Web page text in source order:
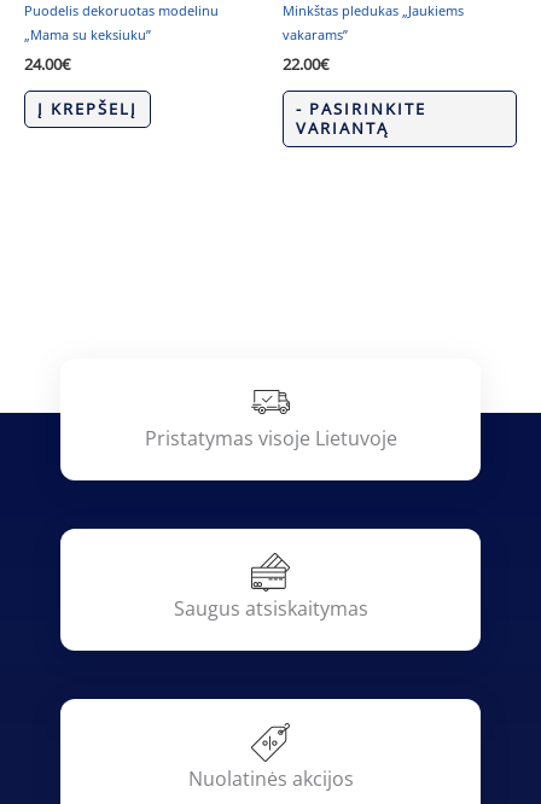
Puodelis dekoruotas modelinu
„Mama su keksiuku”
24.00€
Į KREPŠELĮ
Minkštas pledukas „Jaukiems
vakarams”
22.00€
- PASIRINKITE
VARIANTĄ
Pristatymas visoje Lietuvoje
Saugus atsiskaitymas
Nuolatinės akcijos